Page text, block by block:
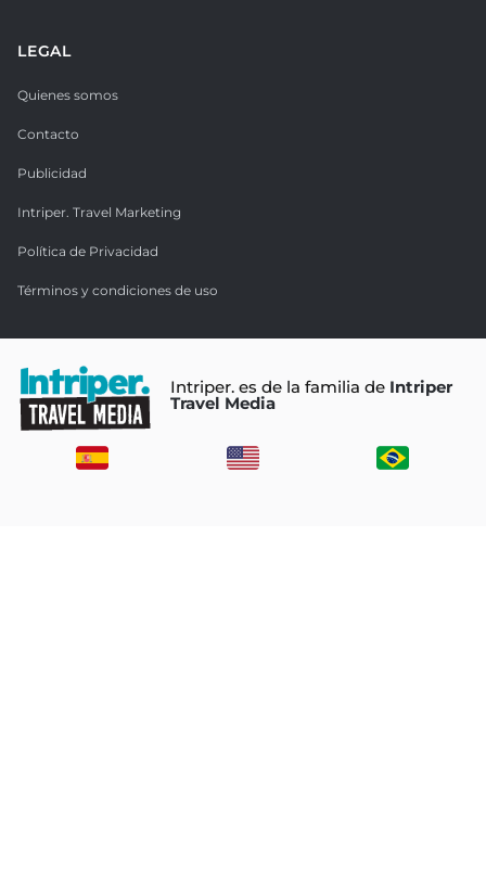
LEGAL
Quienes somos
Contacto
Publicidad
Intriper. Travel Marketing
Política de Privacidad
Términos y condiciones de uso
Intriper. es de la familia de Intriper
Travel Media